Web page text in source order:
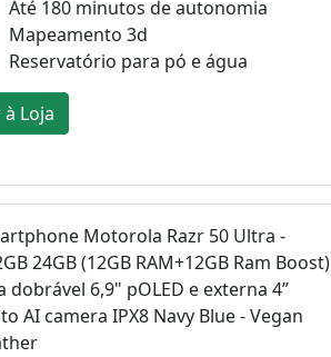
Até 180 minutos de autonomia
Mapeamento 3d
Reservatório para pó e água
Loja
Motorola Razr 50 Ultra -
24GB (12GB RAM+12GB Ram Boost)
dobrável 6,9" pOLED e externa 4”
AI camera IPX8 Navy Blue - Vegan